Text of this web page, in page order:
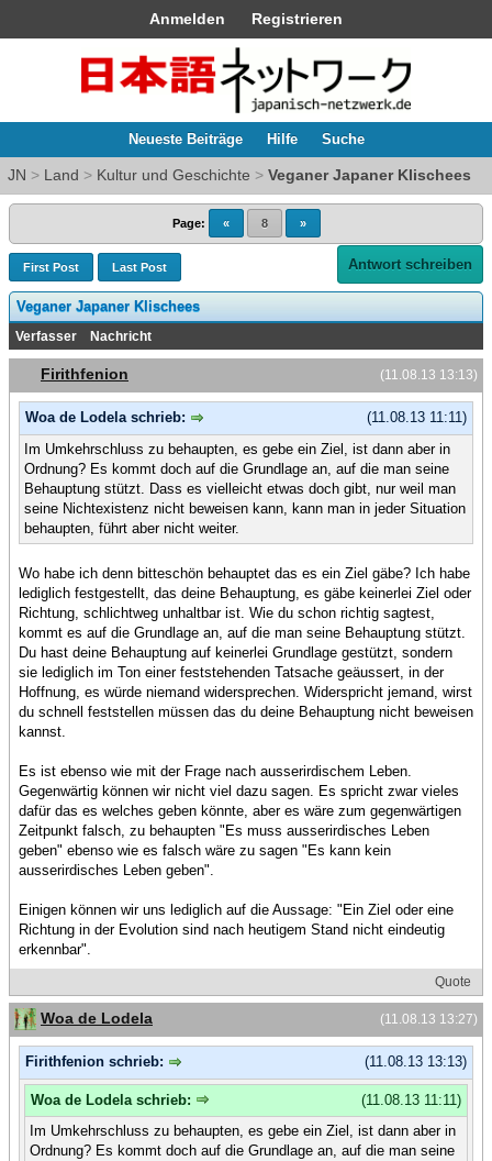
Anmelden Registrieren
Neueste Beiträge Hilfe Suche
JN > Land > Kultur und Geschichte > Veganer Japaner Klischees
Page: « 8 »
First Post Last Post Antwort schreiben
Veganer Japaner Klischees
Verfasser Nachricht
(11.08.13 13:13)
Firithfenion
(11.08.13 11:11)
Woa de Lodela schrieb:
Im Umkehrschluss zu behaupten, es gebe ein Ziel, ist dann aber in
Ordnung? Es kommt doch auf die Grundlage an, auf die man seine
Behauptung stützt. Dass es vielleicht etwas doch gibt, nur weil man
seine Nichtexistenz nicht beweisen kann, kann man in jeder Situation
behaupten, führt aber nicht weiter.
Wo habe ich denn bitteschön behauptet das es ein Ziel gäbe? Ich habe
lediglich festgestellt, das deine Behauptung, es gäbe keinerlei Ziel oder
Richtung, schlichtweg unhaltbar ist. Wie du schon richtig sagtest,
kommt es auf die Grundlage an, auf die man seine Behauptung stützt.
Du hast deine Behauptung auf keinerlei Grundlage gestützt, sondern
sie lediglich im Ton einer feststehenden Tatsache geäussert, in der
Hoffnung, es würde niemand widersprechen. Widerspricht jemand, wirst
du schnell feststellen müssen das du deine Behauptung nicht beweisen
kannst.
Es ist ebenso wie mit der Frage nach ausserirdischem Leben.
Gegenwärtig können wir nicht viel dazu sagen. Es spricht zwar vieles
dafür das es welches geben könnte, aber es wäre zum gegenwärtigen
Zeitpunkt falsch, zu behaupten "Es muss ausserirdisches Leben
geben" ebenso wie es falsch wäre zu sagen "Es kann kein
ausserirdisches Leben geben".
Einigen können wir uns lediglich auf die Aussage: "Ein Ziel oder eine
Richtung in der Evolution sind nach heutigem Stand nicht eindeutig
erkennbar".
Quote
(11.08.13 13:27)
Woa de Lodela
(11.08.13 13:13)
Firithfenion schrieb:
(11.08.13 11:11)
Woa de Lodela schrieb:
Im Umkehrschluss zu behaupten, es gebe ein Ziel, ist dann aber in
Ordnung? Es kommt doch auf die Grundlage an, auf die man seine